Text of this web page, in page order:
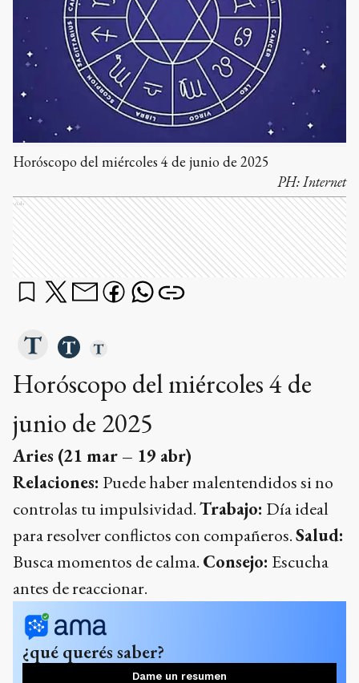
Horóscopo del miércoles 4 de junio de 2025
PH:Internet
Ads
Horóscopo del miércoles 4 de
junio de 2025
Aries (21 mar – 19 abr)
Relaciones: Puede haber malentendidos si no
controlas tu impulsividad.Trabajo: Día ideal
para resolver conflictos con compañeros.Salud:
Busca momentos de calma. Consejo: Escucha
antes de reaccionar.
¿qué querés saber?
Dame un resumen